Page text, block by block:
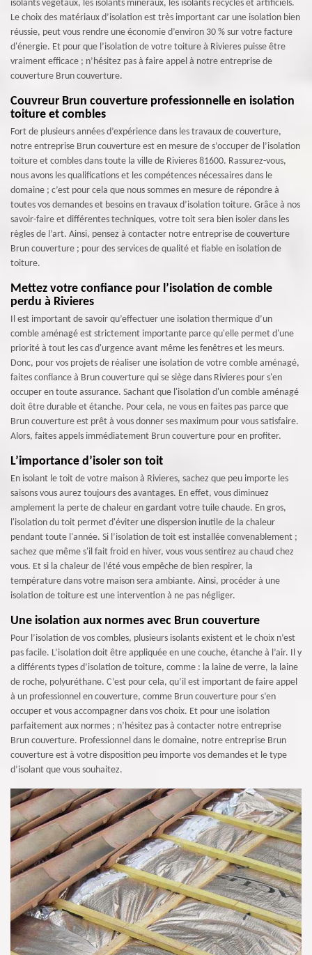
isolants végétaux, les isolants minéraux, les isolants recyclés et artificiels.
Le choix des matériaux d’isolation est très important car une isolation bien
réussie, peut vous rendre une économie d’environ 30 % sur votre facture
d'énergie. Et pour que l’isolation de votre toiture à Rivieres puisse être
vraiment efficace ; n’hésitez pas à faire appel à notre entreprise de
couverture Brun couverture.
Couvreur Brun couverture professionnelle en isolation
toiture et combles
Fort de plusieurs années d’expérience dans les travaux de couverture,
notre entreprise Brun couverture est en mesure de s’occuper de l’isolation
toiture et combles dans toute la ville de Rivieres 81600. Rassurez-vous,
nous avons les qualifications et les compétences nécessaires dans le
domaine ; c’est pour cela que nous sommes en mesure de répondre à
toutes vos demandes et besoins en travaux d’isolation toiture. Grâce à nos
savoir-faire et différentes techniques, votre toit sera bien isoler dans les
règles de l’art. Ainsi, pensez à contacter notre entreprise de couverture
Brun couverture ; pour des services de qualité et fiable en isolation de
toiture.
Mettez votre confiance pour l’isolation de comble
perdu à Rivieres
Il est important de savoir qu’effectuer une isolation thermique d’un
comble aménagé est strictement importante parce qu'elle permet d'une
priorité à tout les cas d'urgence avant même les fenêtres et les meurs.
Donc, pour vos projets de réaliser une isolation de votre comble aménagé,
faites confiance à Brun couverture qui se siège dans Rivieres pour s'en
occuper en toute assurance. Sachant que l'isolation d'un comble aménagé
doit être durable et étanche. Pour cela, ne vous en faites pas parce que
Brun couverture est prêt à vous donner ses maximum pour vous satisfaire.
Alors, faites appels immédiatement Brun couverture pour en profiter.
L’importance d’isoler son toit
En isolant le toit de votre maison à Rivieres, sachez que peu importe les
saisons vous aurez toujours des avantages. En effet, vous diminuez
amplement la perte de chaleur en gardant votre tuile chaude. En gros,
l'isolation du toit permet d'éviter une dispersion inutile de la chaleur
pendant toute l'année. Si l’isolation de toit est installée convenablement ;
sachez que même s'il fait froid en hiver, vous vous sentirez au chaud chez
vous. Et si la chaleur de l’été vous empêche de bien respirer, la
température dans votre maison sera ambiante. Ainsi, procéder à une
isolation de toiture est une intervention à ne pas négliger.
Une isolation aux normes avec Brun couverture
Pour l’isolation de vos combles, plusieurs isolants existent et le choix n’est
pas facile. L’isolation doit être appliquée en une couche, étanche à l’air. Il y
a différents types d’isolation de toiture, comme : la laine de verre, la laine
de roche, polyuréthane. C’est pour cela, qu’il est important de faire appel
à un professionnel en couverture, comme Brun couverture pour s’en
occuper et vous accompagner dans vos choix. Et pour une isolation
parfaitement aux normes ; n’hésitez pas à contacter notre entreprise
Brun couverture. Professionnel dans le domaine, notre entreprise Brun
couverture est à votre disposition peu importe vos demandes et le type
d’isolant que vous souhaitez.